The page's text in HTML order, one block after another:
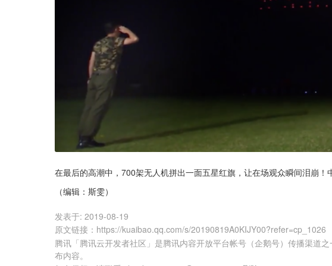
在最后的高潮中，700架无人机拼出一面五星红旗，让在场观众瞬间泪崩！
（编辑：斯雯）
发表于: 2019-08-19
原文链接 ： https://kuaibao.qq.com/s/20190819A0KIJY00?refer=cp_1026
腾讯「腾讯云开发者社区」是腾讯内容开放平台帐号（企鹅号）传播渠道
布内容。